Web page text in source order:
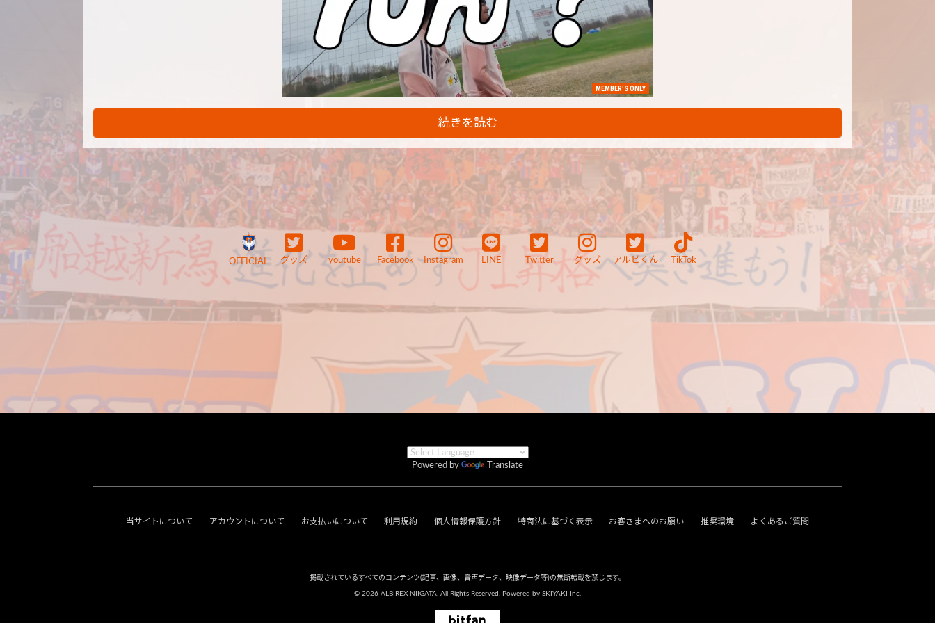
MEMBER'S ONLY
続きを読む
OFFICIAL グッズ youtube Facebook Instagram LINE Twitter グッズ アルビくん TikTok
Powered by Translate
当サイトについて アカウントについて お支払いについて 利用規約 個人情報保護方針 特商法に基づく表示 お客さまへのお願い 推奨環境 よくあるご質問
掲載されているすべてのコンテンツ(記事、画像、音声データ、映像データ等)の無断転載を禁じます。
© 2026 ALBIREX NIIGATA. All Rights Reserved. Powered by SKIYAKI Inc.